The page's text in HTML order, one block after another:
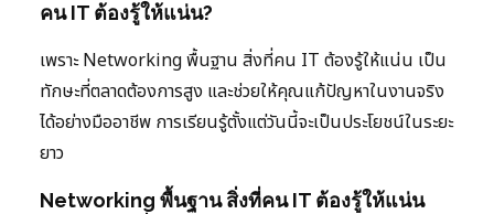
คน IT ต้องรู้ให้แน่น?
เพราะ Networking พื้นฐาน สิ่งที่คน IT ต้องรู้ให้แน่น เป็น
ทักษะที่ตลาดต้องการสูง และช่วยให้คุณแก้ปัญหาในงานจริง
ได้อย่างมืออาชีพ การเรียนรู้ตั้งแต่วันนี้จะเป็นประโยชน์ในระยะ
ยาว
Networking พื้นฐาน สิ่งที่คน IT ต้องรู้ให้แน่น